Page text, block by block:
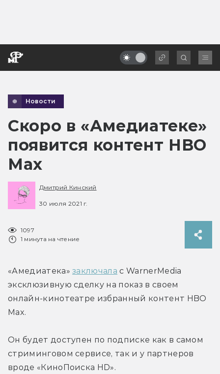
Новости
Скоро в «Амедиатеке»
появится контент HBO
Max
Дмитрий Кинский
30 июля 2021 г.
1097
1 минута на чтение
«Амедиатека» заключала с WarnerMedia
эксклюзивную сделку на показ в своем
онлайн-кинотеатре избранный контент HBO
Max.
Он будет доступен по подписке как в самом
стриминговом сервисе, так и у партнеров
вроде «КиноПоиска HD».